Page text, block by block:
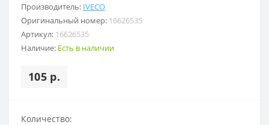
Производитель: IVECO
Оригинальный номер: 16626535
Артикул: 16626535
Наличие: Есть в наличии
105 р.
Количество: